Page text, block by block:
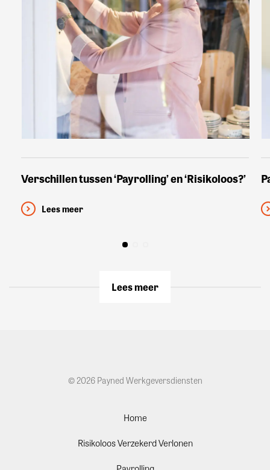
Verschillen tussen ‘Payrolling’ en ‘Risikoloos?’
Lees meer
Lees meer
© 2026 Payned Werkgeversdiensten
Home
Risikoloos Verzekerd Verlonen